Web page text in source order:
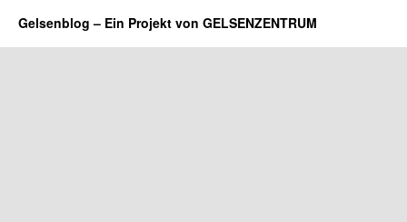
Gelsenblog – Ein Projekt von GELSENZENTRUM